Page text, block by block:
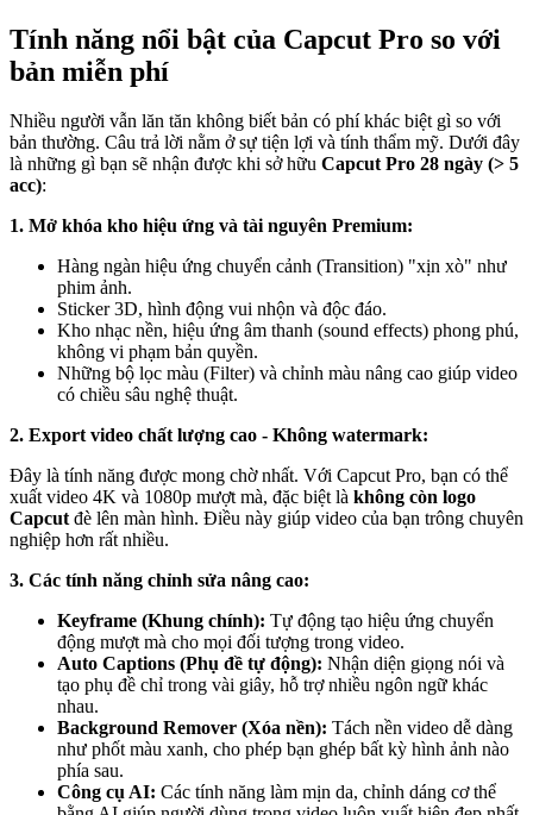
Tính năng nổi bật của Capcut Pro so với
bản miễn phí
Nhiều người vẫn lăn tăn không biết bản có phí khác biệt gì so với
bản thường. Câu trả lời nằm ở sự tiện lợi và tính thẩm mỹ. Dưới đây
là những gì bạn sẽ nhận được khi sở hữu Capcut Pro 28 ngày (> 5
acc):
1. Mở khóa kho hiệu ứng và tài nguyên Premium:
Hàng ngàn hiệu ứng chuyển cảnh (Transition) "xịn xò" như
phim ảnh.
Sticker 3D, hình động vui nhộn và độc đáo.
Kho nhạc nền, hiệu ứng âm thanh (sound effects) phong phú,
không vi phạm bản quyền.
Những bộ lọc màu (Filter) và chỉnh màu nâng cao giúp video
có chiều sâu nghệ thuật.
2. Export video chất lượng cao - Không watermark:
Đây là tính năng được mong chờ nhất. Với Capcut Pro, bạn có thể
xuất video 4K và 1080p mượt mà, đặc biệt là không còn logo
Capcutđè lên màn hình. Điều này giúp video của bạn trông chuyên
nghiệp hơn rất nhiều.
3. Các tính năng chỉnh sửa nâng cao:
Keyframe (Khung chính): Tự động tạo hiệu ứng chuyển
động mượt mà cho mọi đối tượng trong video.
Auto Captions (Phụ đề tự động): Nhận diện giọng nói và
tạo phụ đề chỉ trong vài giây, hỗ trợ nhiều ngôn ngữ khác
nhau.
Background Remover (Xóa nền): Tách nền video dễ dàng
như phốt màu xanh, cho phép bạn ghép bất kỳ hình ảnh nào
phía sau.
Công cụ AI: Các tính năng làm mịn da, chỉnh dáng cơ thể